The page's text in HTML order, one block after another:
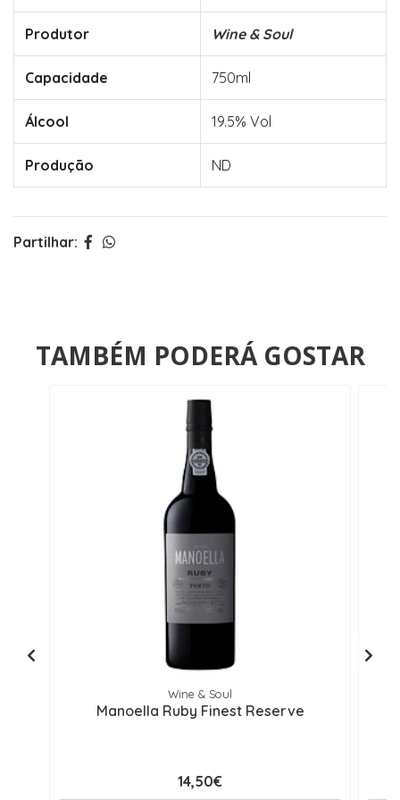
Produtor Wine & Soul
Capacidade 750ml
Álcool 19.5% Vol
Produção ND
Partilhar:
TAMBÉM PODERÁ GOSTAR
Wine & Soul
Manoella Ruby Finest Reserve
14,50€